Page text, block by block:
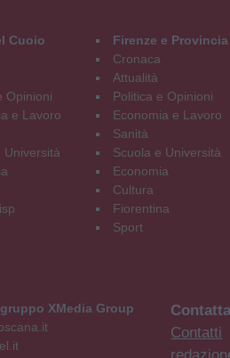
Cuoio
Opinioni
e Lavoro
Università
Firenze e Provincia
Cronaca
Attualità
Politica e Opinioni
Economia e Lavoro
Sanità
Scuola e Università
Economia
Cultura
Fiorentina
Sport
XMedia Group
Contatti